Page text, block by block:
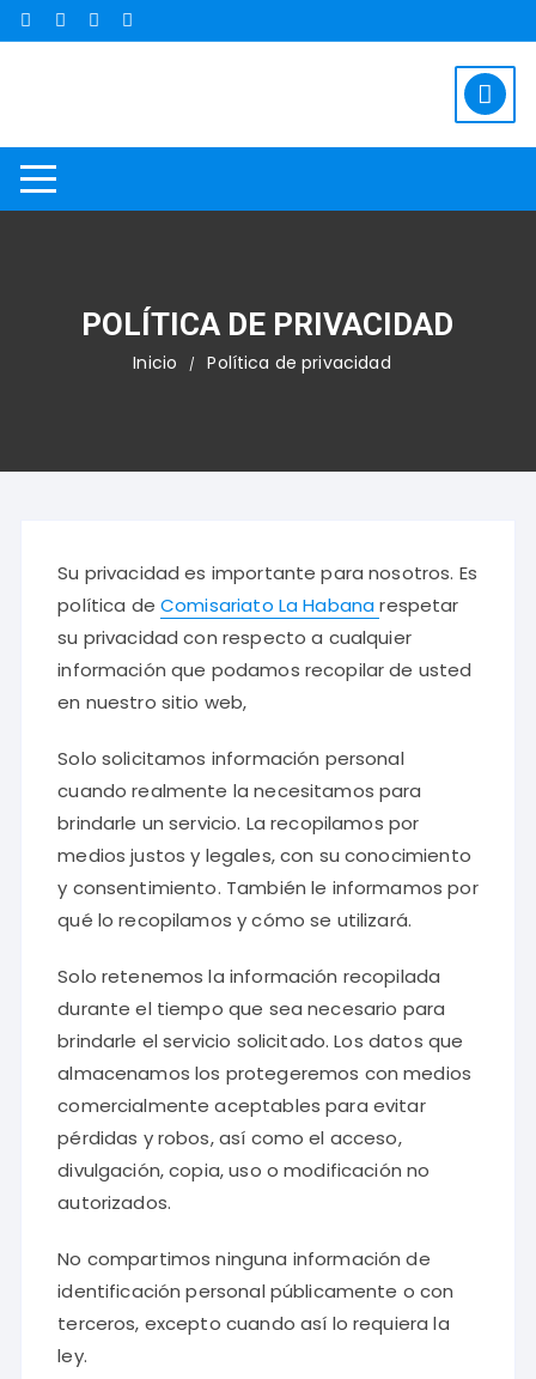
Saltar
al
POLÍTICA DE PRIVACIDAD
Inicio Política de privacidad
Su privacidad es importante para nosotros. Es
política deComisariato La Habanarespetar
su privacidad con respecto a cualquier
información que podamos recopilar de usted
en nuestro sitio web,
Solo solicitamos información personal
cuando realmente la necesitamos para
brindarle un servicio. La recopilamos por
medios justos y legales, con su conocimiento
y consentimiento. También le informamos por
qué lo recopilamos y cómo se utilizará.
Solo retenemos la información recopilada
durante el tiempo que sea necesario para
brindarle el servicio solicitado. Los datos que
almacenamos los protegeremos con medios
comercialmente aceptables para evitar
pérdidas y robos, así como el acceso,
divulgación, copia, uso o modificación no
autorizados.
No compartimos ninguna información de
identificación personal públicamente o con
terceros, excepto cuando así lo requiera la
ley.